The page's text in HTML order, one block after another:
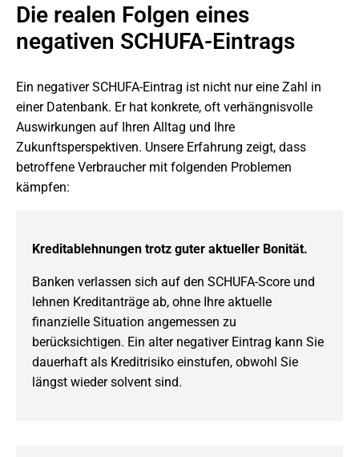
Die realen Folgen eines
negativen SCHUFA-Eintrags
Ein negativer SCHUFA-Eintrag ist nicht nur eine Zahl in
einer Datenbank. Er hat konkrete, oft verhängnisvolle
Auswirkungen auf Ihren Alltag und Ihre
Zukunftsperspektiven. Unsere Erfahrung zeigt, dass
betroffene Verbraucher mit folgenden Problemen
kämpfen:
Kreditablehnungen trotz guter aktueller Bonität.
Banken verlassen sich auf den SCHUFA-Score und
lehnen Kreditanträge ab, ohne Ihre aktuelle
finanzielle Situation angemessen zu
berücksichtigen. Ein alter negativer Eintrag kann Sie
dauerhaft als Kreditrisiko einstufen, obwohl Sie
längst wieder solvent sind.